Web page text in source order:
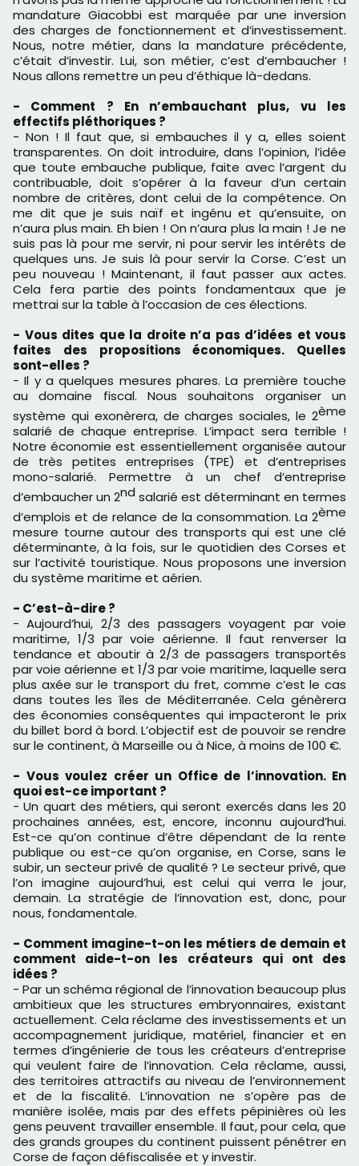
mandature Giacobbi est marquée par une inversion
des charges de fonctionnement et d’investissement.
Nous, notre métier, dans la mandature précédente,
c’était d’investir. Lui, son métier, c’est d’embaucher !
Nous allons remettre un peu d’éthique là-dedans.
- Comment ? En n’embauchant plus, vu les
effectifs pléthoriques ?
- Non ! Il faut que, si embauches il y a, elles soient
transparentes. On doit introduire, dans l’opinion, l’idée
que toute embauche publique, faite avec l’argent du
contribuable, doit s’opérer à la faveur d’un certain
nombre de critères, dont celui de la compétence. On
me dit que je suis naïf et ingénu et qu’ensuite, on
n’aura plus main. Eh bien ! On n’aura plus la main ! Je ne
suis pas là pour me servir, ni pour servir les intérêts de
quelques uns. Je suis là pour servir la Corse. C’est un
peu nouveau ! Maintenant, il faut passer aux actes.
Cela fera partie des points fondamentaux que je
mettrai sur la table à l’occasion de ces élections.
- Vous dites que la droite n’a pas d’idées et vous
faites des propositions économiques. Quelles
sont-elles ?
- Il y a quelques mesures phares. La première touche
au domaine fiscal. Nous souhaitons organiser un
système qui exonèrera, de charges sociales, le 2ème
salarié de chaque entreprise. L’impact sera terrible !
Notre économie est essentiellement organisée autour
de très petites entreprises (TPE) et d’entreprises
mono-salarié. Permettre à un chef d’entreprise
d’embaucher un 2nd salarié est déterminant en termes
d’emplois et de relance de la consommation. La 2ème
mesure tourne autour des transports qui est une clé
déterminante, à la fois, sur le quotidien des Corses et
sur l’activité touristique. Nous proposons une inversion
du système maritime et aérien.
- C’est-à-dire ?
- Aujourd’hui, 2/3 des passagers voyagent par voie
maritime, 1/3 par voie aérienne. Il faut renverser la
tendance et aboutir à 2/3 de passagers transportés
par voie aérienne et 1/3 par voie maritime, laquelle sera
plus axée sur le transport du fret, comme c’est le cas
dans toutes les îles de Méditerranée. Cela génèrera
des économies conséquentes qui impacteront le prix
du billet bord à bord. L’objectif est de pouvoir se rendre
sur le continent, à Marseille ou à Nice, à moins de 100 €.
- Vous voulez créer un Office de l’innovation. En
quoi est-ce important ?
- Un quart des métiers, qui seront exercés dans les 20
prochaines années, est, encore, inconnu aujourd’hui.
Est-ce qu’on continue d’être dépendant de la rente
publique ou est-ce qu’on organise, en Corse, sans le
subir, un secteur privé de qualité ? Le secteur privé, que
l’on imagine aujourd’hui, est celui qui verra le jour,
demain. La stratégie de l’innovation est, donc, pour
nous, fondamentale.
- Comment imagine-t-on les métiers de demain et
comment aide-t-on les créateurs qui ont des
idées ?
- Par un schéma régional de l’innovation beaucoup plus
ambitieux que les structures embryonnaires, existant
actuellement. Cela réclame des investissements et un
accompagnement juridique, matériel, financier et en
termes d’ingénierie de tous les créateurs d’entreprise
qui veulent faire de l’innovation. Cela réclame, aussi,
des territoires attractifs au niveau de l’environnement
et de la fiscalité. L’innovation ne s’opère pas de
manière isolée, mais par des effets pépinières où les
gens peuvent travailler ensemble. Il faut, pour cela, que
des grands groupes du continent puissent pénétrer en
Corse de façon défiscalisée et y investir.